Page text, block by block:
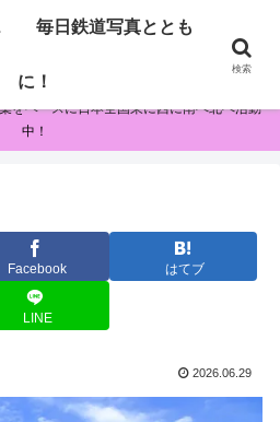
日鉄道写真とともに！
をベースに日本全国東に西に南へ北へ活動
中！
Facebook はてブ
LINE
2026.06.29
毎日鉄道写真ととも
に！
検索